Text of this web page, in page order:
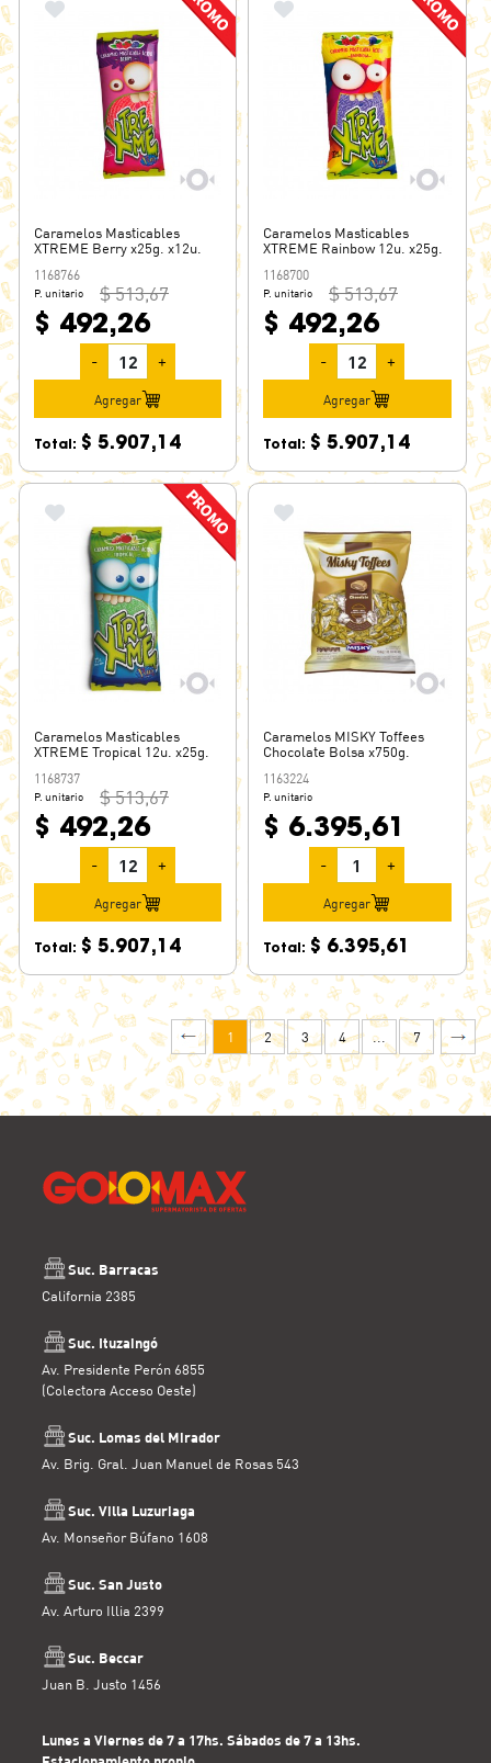
Caramelos Masticables
XTREME Berry x25g. x12u.
1168766
P. unitario $ 513,67
$ 492,26
- +
Agregar
Total: $ 5.907,14
Caramelos Masticables
XTREME Rainbow 12u. x25g.
1168700
P. unitario $ 513,67
$ 492,26
- +
Agregar
Total: $ 5.907,14
Caramelos Masticables
XTREME Tropical 12u. x25g.
1168737
P. unitario $ 513,67
$ 492,26
- +
Agregar
Total: $ 5.907,14
Caramelos MISKY Toffees
Chocolate Bolsa x750g.
1163224
P. unitario
$ 6.395,61
- +
Agregar
Total: $ 6.395,61
1 2 3 4 ... 7
Suc. Barracas
California 2385
Suc. Ituzaingó
Av. Presidente Perón 6855
(Colectora Acceso Oeste)
Suc. Lomas del Mirador
Av. Brig. Gral. Juan Manuel de Rosas 543
Suc. Villa Luzuriaga
Av. Monseñor Búfano 1608
Suc. San Justo
Av. Arturo Illia 2399
Suc. Beccar
Juan B. Justo 1456
Lunes a Viernes de 7 a 17hs. Sábados de 7 a 13hs.